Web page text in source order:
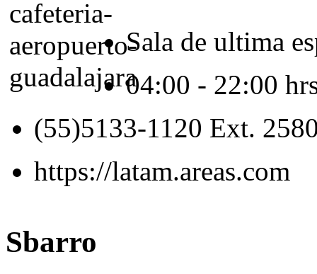
Sala de ultima
04:00 - 22:00
(55)5133-1120 Ext.
https://latam.areas.com
Sbarro